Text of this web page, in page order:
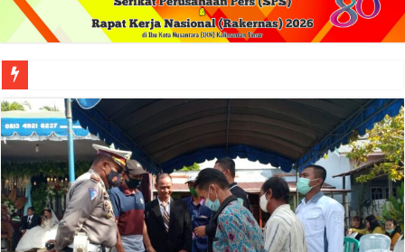
Viral! Selama Dua Bulan Lebih Siltap Serta Tunjangan Pemdes dan BPD di